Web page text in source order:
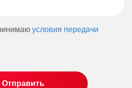
условия передачи